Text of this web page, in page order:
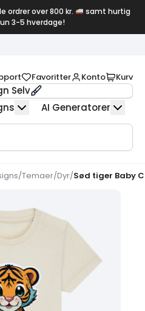
ordrer over 800 kr.
samt hurtig
3-5 hverdage!
Favoritter Konto Kurv
Selv
AI Generatorer
/Temaer/Dyr/Sød tiger Baby